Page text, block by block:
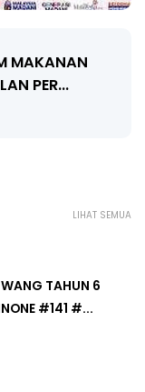
MAKANAN
PER...
LIHAT SEMUA
TAHUN 6
#141 #...